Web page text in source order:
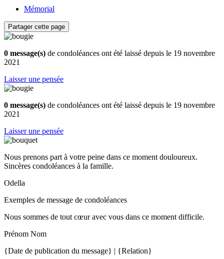
Mémorial
Partager cette page
0 message(s) de condoléances ont été laissé depuis le 19 novembre
2021
Laisser une pensée
0 message(s) de condoléances ont été laissé depuis le 19 novembre
2021
Laisser une pensée
Nous prenons part à votre peine dans ce moment douloureux.
Sincères condoléances à la famille.
Odella
Exemples de message de condoléances
Nous sommes de tout cœur avec vous dans ce moment difficile.
Prénom Nom
{Date de publication du message} | {Relation}